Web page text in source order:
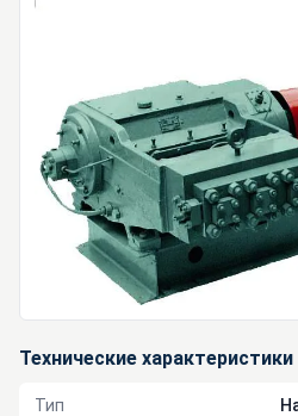
Технические характеристики
Тип